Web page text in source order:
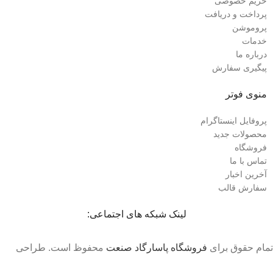
پرداخت و دریافت
پروموشن
خدمات
درباره ما
پیگیری سفارش
منوی فوتر
پروفایل اینستاگرام
محصولات جدید
فروشگاه
تماس با ما
آخرین اخبار
سفارش قالب
لینک شبکه های اجتماعی:
تمام حقوق برای فروشگاه پاسارگاد صنعت محفوظ است. طراحی